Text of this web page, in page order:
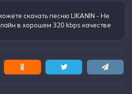
скачать песню LIKANIN - Не
в хорошем 320 kbps качестве